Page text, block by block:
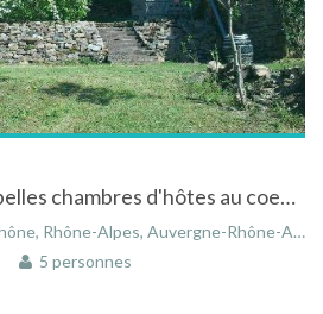
Gîte de charme et 5 belles chambres d'hôtes au coeur du beaujolais vert proche de Lyon aux Ardillats
Rhône-Alpes, Auvergne-Rhône-Alpes, France
5 personnes